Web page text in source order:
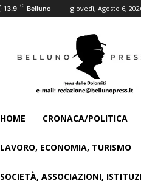
13.9 C Belluno giovedì, Agosto 6,
HOME CRONACA/POLITICA
LAVORO, ECONOMIA, TURISMO
SOCIETÀ, ASSOCIAZIONI,